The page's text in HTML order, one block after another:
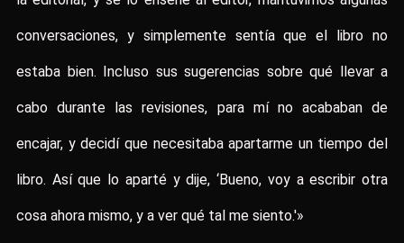
conversaciones, y simplemente sentía que el libro no
estaba bien. Incluso sus sugerencias sobre qué llevar a
cabo durante las revisiones, para mí no acababan de
encajar, y decidí que necesitaba apartarme un tiempo del
libro. Así que lo aparté y dije, ‘Bueno, voy a escribir otra
cosa ahora mismo, y a ver qué tal me siento.'»